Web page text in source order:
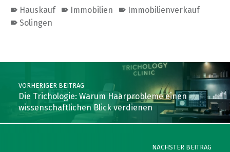
Hauskauf Immobilien
Immobilienverkauf
Solingen
Post navigation
VORHERIGER BEITRAG
Die Trichologie: Warum Haarprobleme einen
wissenschaftlichen Blick verdienen
NÄCHSTER BEITRAG